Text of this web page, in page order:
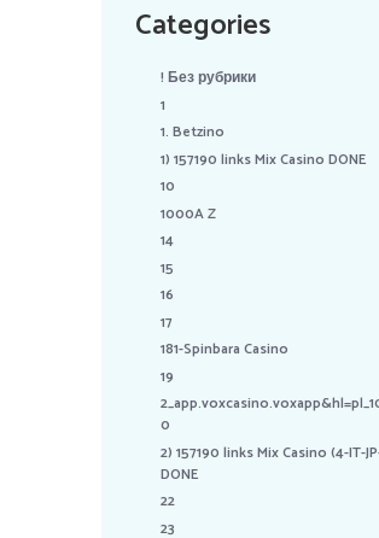
Categories
! Без рубрики
1
1. Betzino
1) 157190 links Mix Casino DONE
10
1000A Z
14
15
16
17
181-Spinbara Casino
19
0
2) 157190 links Mix Casino (4-IT-
DONE
22
23